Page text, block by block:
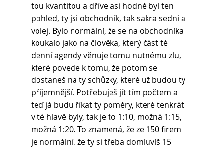
tou kvantitou a dříve asi hodně byl ten
pohled, ty jsi obchodník, tak sakra sedni a
volej. Bylo normální, že se na obchodníka
koukalo jako na člověka, který část té
denní agendy věnuje tomu nutnému zlu,
které povede k tomu, že potom se
dostaneš na ty schůzky, které už budou ty
příjemnější. Potřebuješ jít tím počtem a
teď já budu říkat ty poměry, které tenkrát
v té hlavě byly, tak je to 1:10, možná 1:15,
možná 1:20. To znamená, že ze 150 firem
je normální, že ty si třeba domluvíš 15